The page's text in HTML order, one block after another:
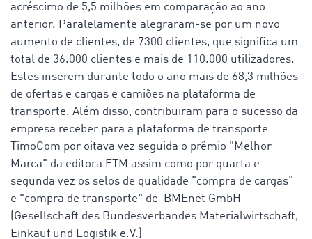
acréscimo de 5,5 milhões em comparação ao ano
anterior. Paralelamente alegraram-se por um novo
aumento de clientes, de 7300 clientes, que significa um
total de 36.000 clientes e mais de 110.000 utilizadores.
Estes inserem durante todo o ano mais de 68,3 milhões
de ofertas e cargas e camiões na plataforma de
transporte. Além disso, contribuiram para o sucesso da
empresa receber para a plataforma de transporte
TimoCom por oitava vez seguida o prêmio "Melhor
Marca" da editora ETM assim como por quarta e
segunda vez os selos de qualidade "compra de cargas"
e "compra de transporte" de BMEnet GmbH
(Gesellschaft des Bundesverbandes Materialwirtschaft,
Einkauf und Logistik e.V.)